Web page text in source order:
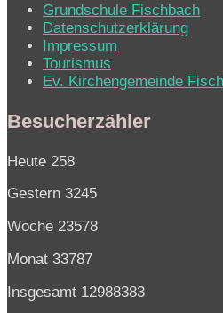
Grundschule Fischbach
Datenschutzerklärung
Impressum
Tourismus
Ev. Kirchen­ge­mein­de
Besucherzähler
Heute 258
Gestern 3245
Woche 23578
Monat 33787
Insgesamt 12988383